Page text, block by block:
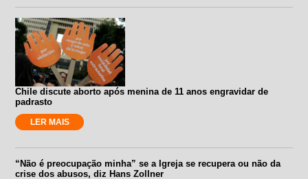
Chile discute aborto após menina de 11 anos engravidar de
padrasto
LER MAIS
“Não é preocupação minha” se a Igreja se recupera ou não da
crise dos abusos, diz Hans Zollner